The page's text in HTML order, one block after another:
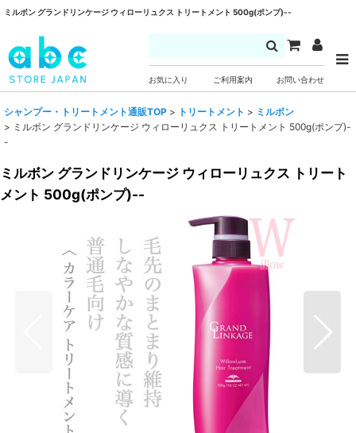
ミルボン グランドリンケージ ウィローリュクス トリートメント 500g(ポンプ)--
お気に入り ご利用案内 お問い合わせ
シャンプー・トリートメント通販TOP > トリートメント > ミルボン
> ミルボン グランドリンケージ ウィローリュクス トリートメント 500g(ポンプ)-
-
ミルボン グランドリンケージ ウィローリュクス トリート
メント 500g(ポンプ)--